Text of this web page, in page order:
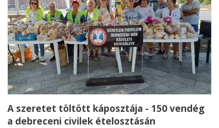
A szeretet töltött káposztája - 150 vendég
a debreceni civilek ételosztásán